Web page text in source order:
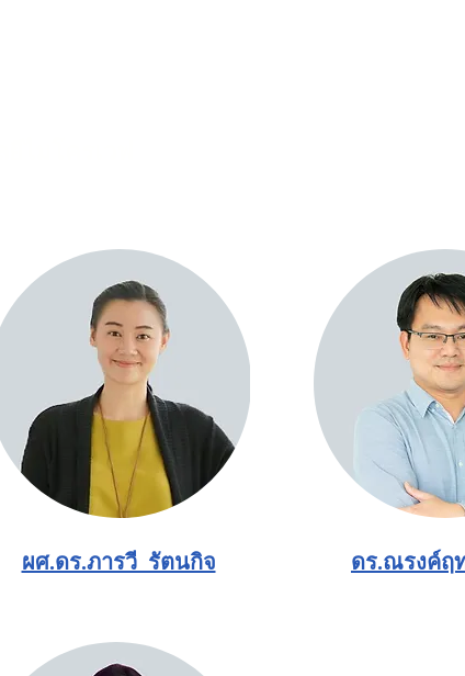
ผศ.ดร.ภารวี รัตนกิจ ดร.ณรงค์ฤ